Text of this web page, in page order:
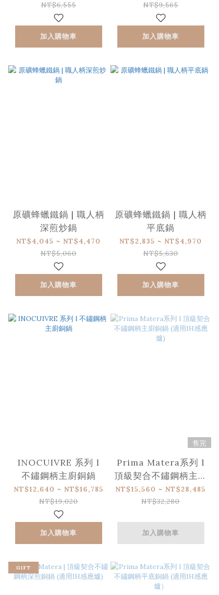
NT$6,555
加入購物車
NT$9,565
加入購物車
原礦蜂蠟鐵鍋 | 職人柄
深煎炒鍋
NT$4,045 ~ NT$4,470
NT$5,060
加入購物車
原礦蜂蠟鐵鍋 | 職人柄
平底鍋
NT$2,835 ~ NT$4,970
NT$5,630
加入購物車
INOCUIVRE 系列 l
不鏽鋼柄主廚銅鍋
NT$12,640 ~ NT$16,785
NT$19,020
加入購物車
售完
Prima Matera系列 l
頂級契合不鏽鋼柄主廚
銅鍋 (適用IH感應爐)
NT$15,560 ~ NT$28,485
NT$32,280
加入購物車
GIFT